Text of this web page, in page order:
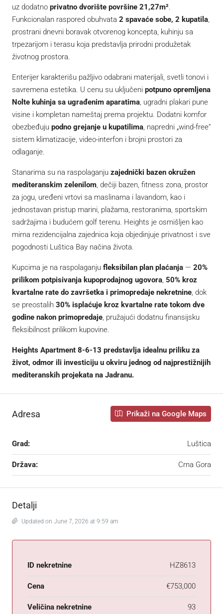
uz dodatno privatno dvorište površine 21,27m².
Funkcionalan raspored obuhvata 2 spavaće sobe, 2 kupatila,
prostrani dnevni boravak otvorenog koncepta, kuhinju sa
trpezarijom i terasu koja predstavlja prirodni produžetak
životnog prostora.
Enterijer karakterišu pažljivo odabrani materijali, svetli tonovi i
savremena estetika. U cenu su uključeni potpuno opremljena
Nolte kuhinja sa ugrađenim aparatima, ugradni plakari pune
visine i kompletan nameštaj prema projektu. Dodatni komfor
obezbeđuju podno grejanje u kupatilima, napredni „wind-free“
sistem klimatizacije, video-interfon i brojni prostori za
odlaganje.
Stanarima su na raspolaganju zajednički bazen okružen
mediteranskim zelenilom, dečiji bazen, fitness zona, prostor
za jogu, uređeni vrtovi sa maslinama i lavandom, kao i
jednostavan pristup marini, plažama, restoranima, sportskim
sadržajima i budućem golf terenu. Heights je osmišljen kao
mirna rezidencijalna zajednica koja objedinjuje privatnost i sve
pogodnosti Luštica Bay načina života.
Kupcima je na raspolaganju fleksibilan plan plaćanja — 20%
prilikom potpisivanja kupoprodajnog ugovora, 50% kroz
kvartalne rate do završetka i primopredaje nekretnine, dok
se preostalih 30% isplaćuje kroz kvartalne rate tokom dve
godine nakon primopredaje, pružajući dodatnu finansijsku
fleksibilnost prilikom kupovine.
Heights Apartment 8-6-13 predstavlja idealnu priliku za
život, odmor ili investiciju u okviru jednog od najprestižnijih
mediteranskih projekata na Jadranu.
Adresa Prikaži na Google Maps
Grad: Luštica
Država: Crna Gora
Detalji
Updated on June 7, 2026 at 9:59 am
ID nekretnine HZ8613
Cena €753,000
Veličina nekretnine 93